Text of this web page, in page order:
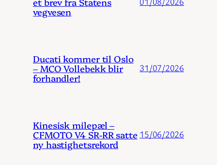
vegvesen
Ducati kommer til Oslo
– MCO Vollebekk blir
forhandler!
31/07/2026
Kinesisk milepæl –
CFMOTO V4 SR-RR satte
ny hastighetsrekord
15/06/2026